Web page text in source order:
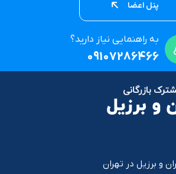
پنل اعضا
به راهنمایی نیاز دارید؟
09107286466
و برزیل در تهران